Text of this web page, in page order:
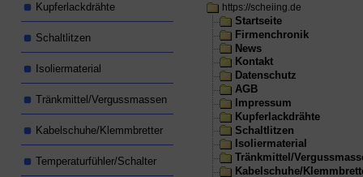
Kupferlackdrähte
Schaltlitzen
Isoliermaterial
Tränkmittel/Vergussmassen
Kabelschuhe/Klemmbretter
Temperaturfühler/Schalter
https://scheiing.de
Startseite
Firmenchronik
News
Kontakt
Datenschutz
AGB
Impressum
Kupferlackdrähte
Schaltlitzen
Isoliermaterial
Tränkmittel/
Kabelschuhe/